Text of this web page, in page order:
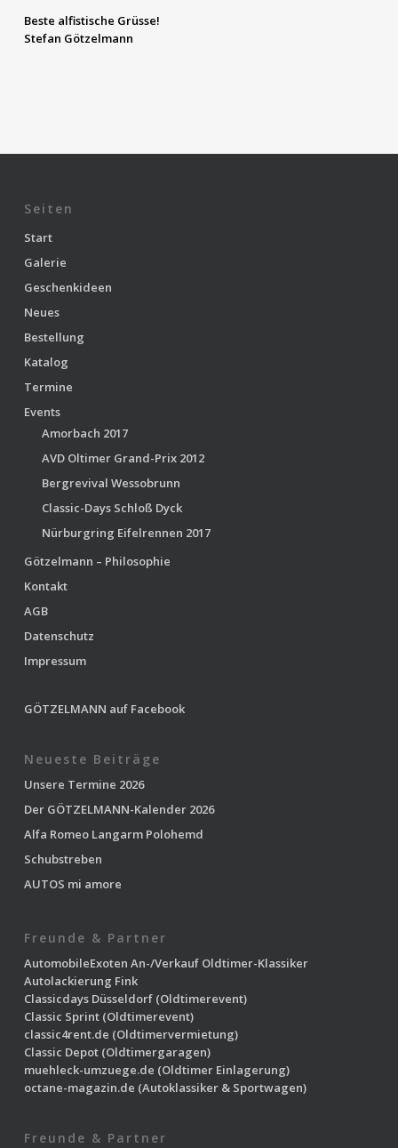
Beste alfistische Grüsse!
Stefan Götzelmann
Seiten
Start
Galerie
Geschenkideen
Neues
Bestellung
Katalog
Termine
Events
Amorbach 2017
AVD Oltimer Grand-Prix 2012
Bergrevival Wessobrunn
Classic-Days Schloß Dyck
Nürburgring Eifelrennen 2017
Götzelmann – Philosophie
Kontakt
AGB
Datenschutz
Impressum
GÖTZELMANN auf Facebook
Neueste Beiträge
Unsere Termine 2026
Der GÖTZELMANN-Kalender 2026
Alfa Romeo Langarm Polohemd
Schubstreben
AUTOS mi amore
Freunde & Partner
AutomobileExoten An-/Verkauf Oldtimer-Klassiker
Autolackierung Fink
Classicdays Düsseldorf(Oldtimerevent)
Classic Sprint(Oldtimerevent)
classic4rent.de (Oldtimervermietung)
Classic Depot(Oldtimergaragen)
muehleck-umzuege.de (Oldtimer Einlagerung)
octane-magazin.de (Autoklassiker & Sportwagen)
Freunde & Partner